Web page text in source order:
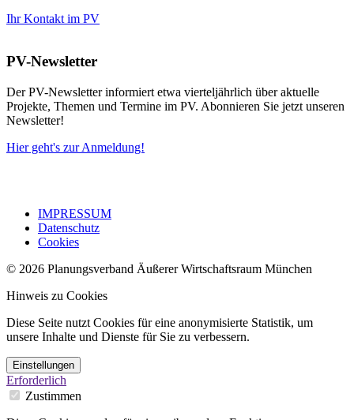
Ihr Kontakt im PV
PV-Newsletter
Der PV-Newsletter informiert etwa vierteljährlich über aktuelle
Projekte, Themen und Termine im PV. Abonnieren Sie jetzt unseren
Newsletter!
Hier geht's zur Anmeldung!
IMPRESSUM
Datenschutz
Cookies
© 2026 Planungsverband Äußerer Wirtschaftsraum München
Hinweis zu Cookies
Diese Seite nutzt Cookies für eine anonymisierte Statistik, um
unsere Inhalte und Dienste für Sie zu verbessern.
Einstellungen
Erforderlich
Zustimmen